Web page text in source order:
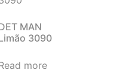
MAN
3090
more